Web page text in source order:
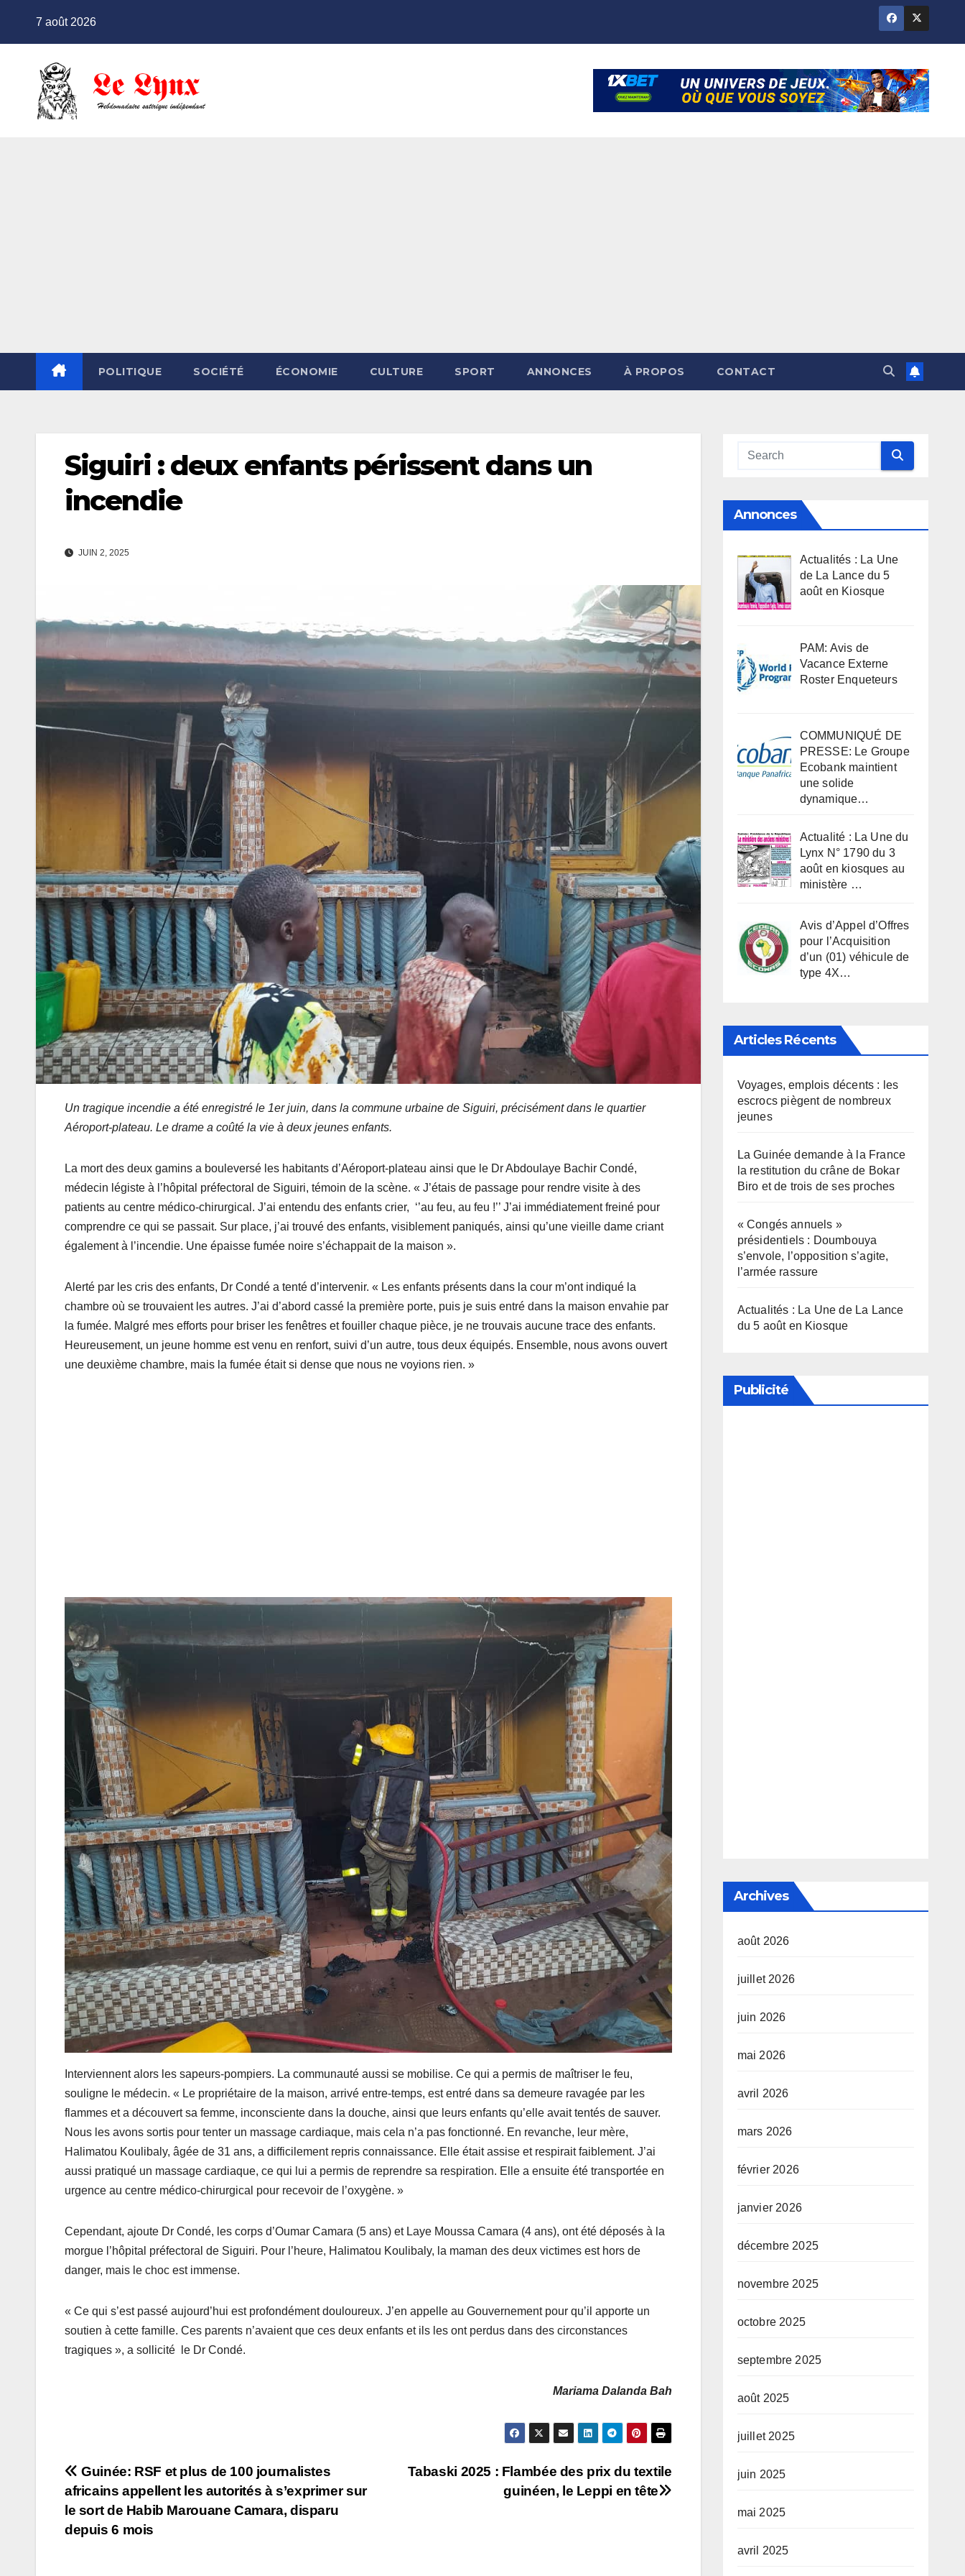
7 août 2026
POLITIQUE SOCIÉTÉ ÉCONOMIE CULTURE SPORT ANNONCES À PROPOS CONTACT
Siguiri : deux enfants périssent dans un
incendie
JUIN 2, 2025
Un tragique incendie a été enregistré le 1er juin, dans la commune urbaine de Siguiri, précisément dans le quartier
Aéroport-plateau. Le drame a coûté la vie à deux jeunes enfants.
La mort des deux gamins a bouleversé les habitants d’Aéroport-plateau ainsi que le Dr Abdoulaye Bachir Condé,
médecin légiste à l’hôpital préfectoral de Siguiri, témoin de la scène. « J’étais de passage pour rendre visite à des
patients au centre médico-chirurgical. J’ai entendu des enfants crier, ‘’au feu, au feu !’’ J’ai immédiatement freiné pour
comprendre ce qui se passait. Sur place, j’ai trouvé des enfants, visiblement paniqués, ainsi qu’une vieille dame criant
également à l’incendie. Une épaisse fumée noire s’échappait de la maison ».
Alerté par les cris des enfants, Dr Condé a tenté d’intervenir. « Les enfants présents dans la cour m’ont indiqué la
chambre où se trouvaient les autres. J’ai d’abord cassé la première porte, puis je suis entré dans la maison envahie par
la fumée. Malgré mes efforts pour briser les fenêtres et fouiller chaque pièce, je ne trouvais aucune trace des enfants.
Heureusement, un jeune homme est venu en renfort, suivi d’un autre, tous deux équipés. Ensemble, nous avons ouvert
une deuxième chambre, mais la fumée était si dense que nous ne voyions rien. »
Interviennent alors les sapeurs-pompiers. La communauté aussi se mobilise. Ce qui a permis de maîtriser le feu,
souligne le médecin. « Le propriétaire de la maison, arrivé entre-temps, est entré dans sa demeure ravagée par les
flammes et a découvert sa femme, inconsciente dans la douche, ainsi que leurs enfants qu’elle avait tentés de sauver.
Nous les avons sortis pour tenter un massage cardiaque, mais cela n’a pas fonctionné. En revanche, leur mère,
Halimatou Koulibaly, âgée de 31 ans, a difficilement repris connaissance. Elle était assise et respirait faiblement. J’ai
aussi pratiqué un massage cardiaque, ce qui lui a permis de reprendre sa respiration. Elle a ensuite été transportée en
urgence au centre médico-chirurgical pour recevoir de l’oxygène. »
Cependant, ajoute Dr Condé, les corps d’Oumar Camara (5 ans) et Laye Moussa Camara (4 ans), ont été déposés à la
morgue l’hôpital préfectoral de Siguiri. Pour l’heure, Halimatou Koulibaly, la maman des deux victimes est hors de
danger, mais le choc est immense.
« Ce qui s’est passé aujourd’hui est profondément douloureux. J’en appelle au Gouvernement pour qu’il apporte un
soutien à cette famille. Ces parents n’avaient que ces deux enfants et ils les ont perdus dans des circonstances
tragiques », a sollicité le Dr Condé.
Mariama Dalanda Bah
Navigation
de
l’article
Tabaski 2025 : Flambée des prix du textile
guinéen, le Leppi en tête
Guinée: RSF et plus de 100 journalistes
africains appellent les autorités à s’exprimer sur
le sort de Habib Marouane Camara, disparu
depuis 6 mois
Annonces
Actualités : La Une
de La Lance du 5
août en Kiosque
PAM: Avis de
Vacance Externe
Roster Enqueteurs
COMMUNIQUÉ DE
PRESSE: Le Groupe
Ecobank maintient
une solide
dynamique…
Actualité : La Une du
Lynx N° 1790 du 3
août en kiosques au
ministère …
Avis d’Appel d’Offres
pour l’Acquisition
d’un (01) véhicule de
type 4X…
Articles Récents
Voyages, emplois décents : les
escrocs piègent de nombreux
jeunes
La Guinée demande à la France
la restitution du crâne de Bokar
Biro et de trois de ses proches
« Congés annuels »
présidentiels : Doumbouya
s’envole, l’opposition s’agite,
l’armée rassure
Actualités : La Une de La Lance
du 5 août en Kiosque
Publicité
Archives
août 2026
juillet 2026
juin 2026
mai 2026
avril 2026
mars 2026
février 2026
janvier 2026
décembre 2025
novembre 2025
octobre 2025
septembre 2025
août 2025
juillet 2025
juin 2025
mai 2025
avril 2025